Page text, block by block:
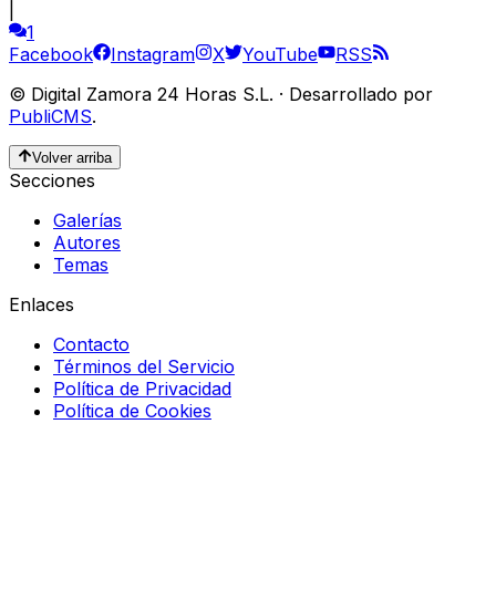
1
Facebook
Instagram X YouTube
RSS
© Digital Zamora 24 Horas S.L. · Desarrollado por
PubliCMS.
Volver arriba
Secciones
Galerías
Autores
Temas
Enlaces
Contacto
Términos del Servicio
Política de Privacidad
Política de Cookies